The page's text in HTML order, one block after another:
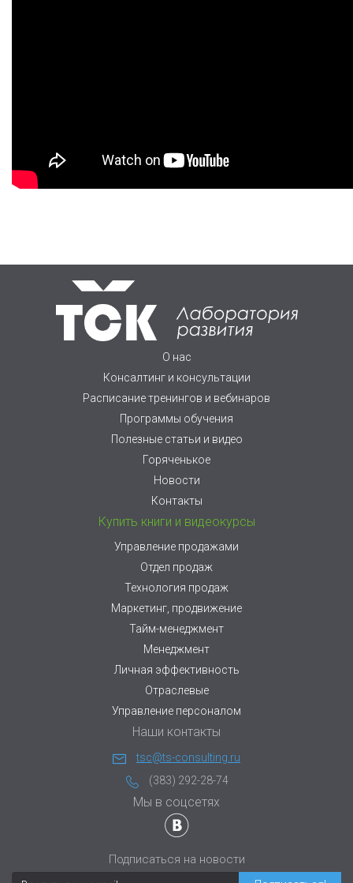
О нас
Консалтинг и консультации
Расписание тренингов и вебинаров
Программы обучения
Полезные статьи и видео
Горяченькое
Новости
Контакты
Купить книги и видеокурсы
Управление продажами
Отдел продаж
Технология продаж
Маркетинг, продвижение
Тайм-менеджмент
Менеджмент
Личная эффективность
Отраслевые
Управление персоналом
Наши контакты
tsc@ts-consulting.ru
(383) 292-28-74
Мы в соцсетях
Подписаться на новости